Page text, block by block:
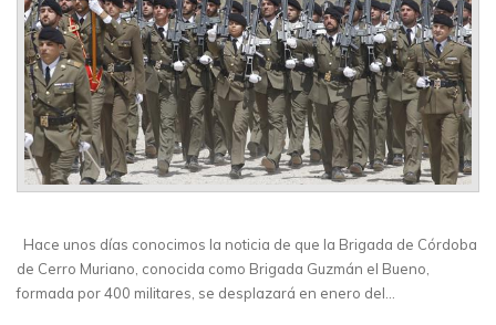
Hace unos días conocimos la noticia de que la Brigada de Córdoba
de Cerro Muriano, conocida como Brigada Guzmán el Bueno,
formada por 400 militares, se desplazará en enero del…